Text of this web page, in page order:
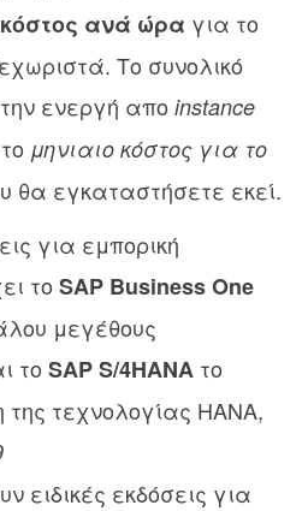
κόστος ανά ώρα για το
Το συνολικό
ενεργή απο instance
μηνιαιο κόστος για το
θα εγκαταστήσετε εκεί.
για εμπορική
το SAP Business One
μεγέθους
το SAP S/4HANAτο
της τεχνολογίας HANA,
ειδικές εκδόσεις για